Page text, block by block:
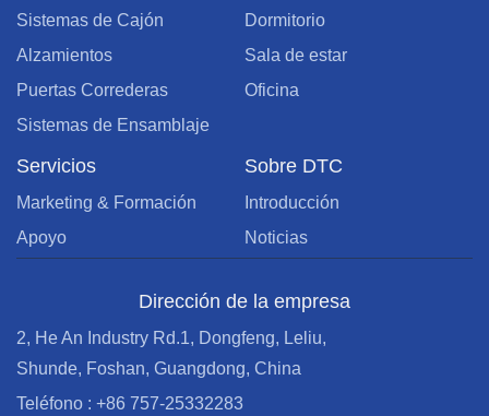
Sistemas de Cajón
Alzamientos
Puertas Correderas
Sistemas de Ensamblaje
Dormitorio
Sala de estar
Oficina
Servicios
Marketing & Formación
Apoyo
Sobre DTC
Introducción
Noticias
Dirección de la empresa
2, He An Industry Rd.1, Dongfeng, Leliu,
Shunde, Foshan, Guangdong, China
Teléfono : +86 757-25332283